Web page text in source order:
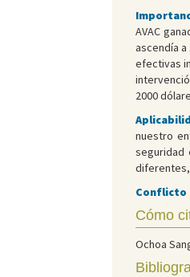
AVAC
ascendía
efectivas
2000
nuestro
seguridad
diferentes,
Conflicto
Cómo
Ochoa